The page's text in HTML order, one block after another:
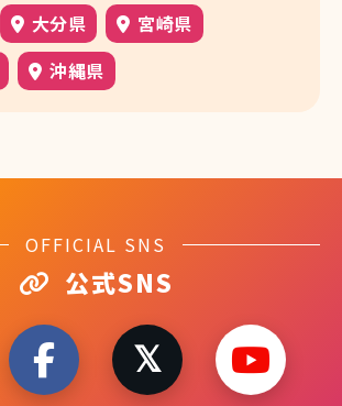
大分県
宮崎県
沖縄県
OFFICIAL SNS
公式SNS